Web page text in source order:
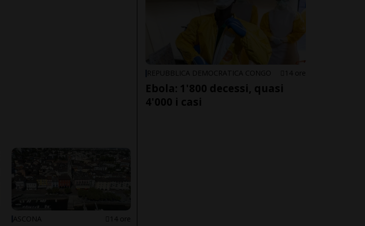
ASCONA 14 ore
REPUBBLICA DEMOCRATICA CONGO 14 ore
Ebola: 1'800 decessi, quasi
4'000 i casi